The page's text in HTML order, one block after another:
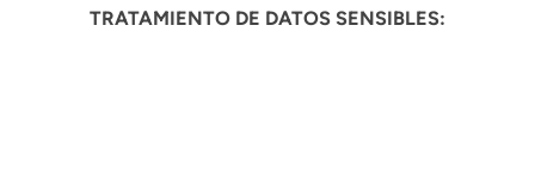
TRATAMIENTO DE DATOS SENSIBLES: